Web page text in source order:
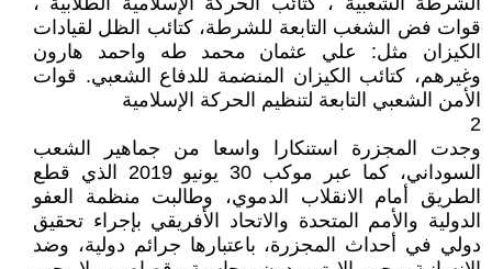
قوات فض الشغب التابعة للشرطة، كتائب الظل لقيادات
الكيزان مثل: علي عثمان محمد طه واحمد هارون
وغيرهم، كتائب الكيزان المنضمة للدفاع الشعبي. قوات
الأمن الشعبي التابعة لتنظيم الحركة الإسلامية
2
وجدت المجزرة استنكارا واسعا من جماهير الشعب
السوداني، كما عبر موكب 30 يونيو 2019 الذي قطع
الطريق أمام الانقلاب الدموي، وطالبت منظمة العفو
الدولية والأمم المتحدة والاتحاد الأفريقي بإجراء تحقيق
دولي في أحداث المجزرة، باعتبارها جرائم دولية، وضد